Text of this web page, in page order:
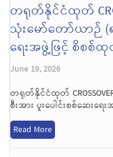
တရုတ်နိုင်ငံထုတ်
သုံးမော်တော်ယာဉ် (၈
ရေးအဖွဲ့ဖြင့် စိစစ်ထု
June 19, 2026
တရုတ်နိုင်ငံထုတ်
စီးအား ပူးပေါင်းစစ်ဆေးရေ
Read More